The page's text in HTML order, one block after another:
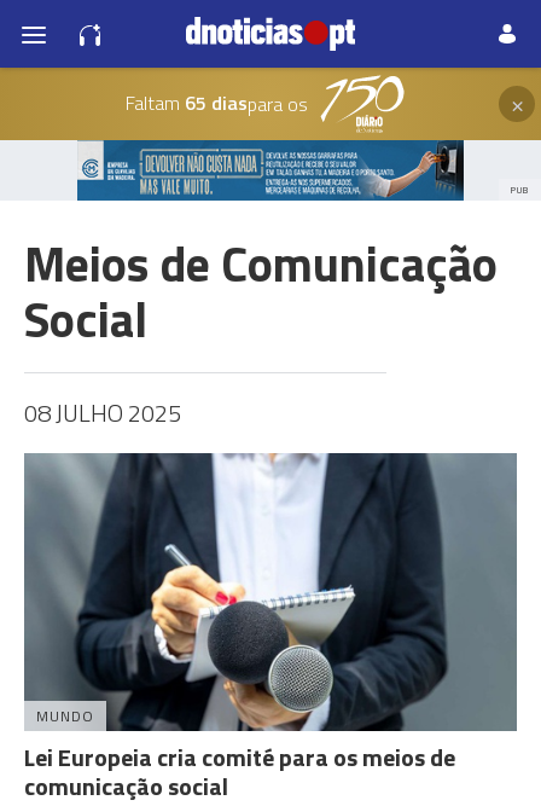
Faltam 65 diaspara os ×
PUB
Meios de Comunicação
Social
08 JULHO 2025
MUNDO
Lei Europeia cria comité para os meios de
comunicação social